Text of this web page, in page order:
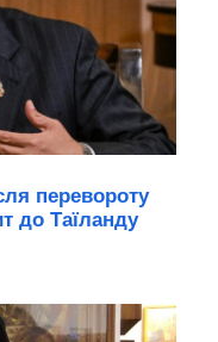
перевороту
до Таїланду